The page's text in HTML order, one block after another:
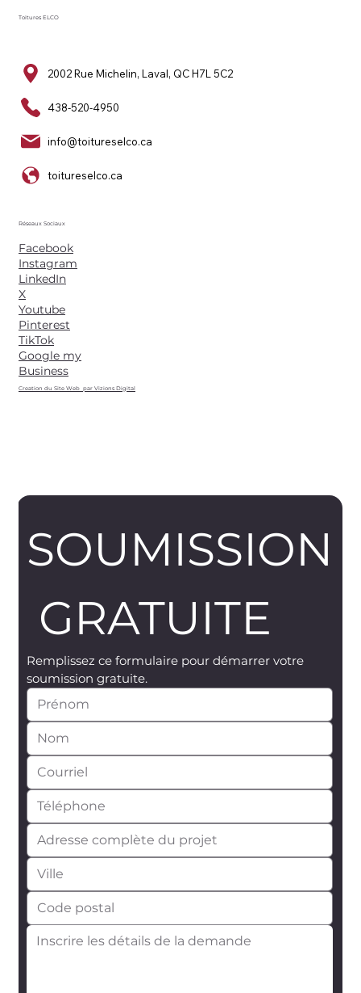
Toitures ELCO
2002 Rue Michelin, Laval, QC H7L 5C2
438-520-4950
info@toitureselco.ca
toitureselco.ca
Réseaux Sociaux
Facebook
Instagram
LinkedIn
X
Youtube
Pinterest
TikTok
Google my
Business
Creation du Site Web par Vizions Digital
SOUMISSION
GRATUITE
Remplissez ce formulaire pour démarrer votre
soumission gratuite.